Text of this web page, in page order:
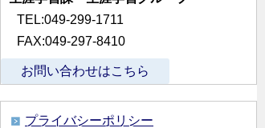
TEL:049-299-1711
FAX:049-297-8410
お問い合わせはこちら
プライバシーポリシー